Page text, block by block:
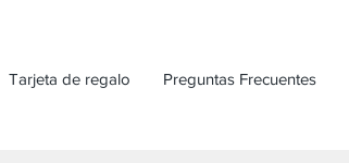
Tarjeta de regalo Preguntas Frecuentes